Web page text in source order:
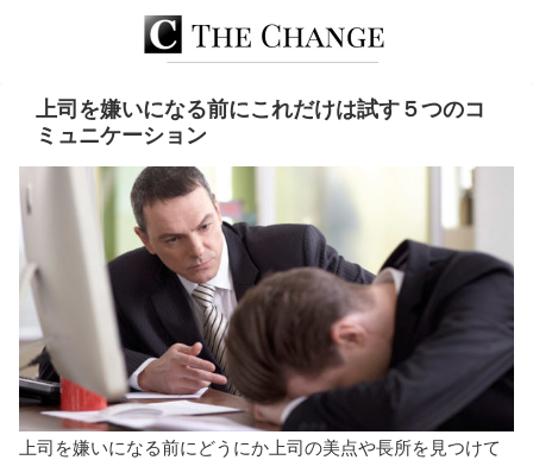
上司を嫌いになる前にこれだけは試す５つのコ
ミュニケーション
上司を嫌いになる前にどうにか上司の美点や長所を見つけて